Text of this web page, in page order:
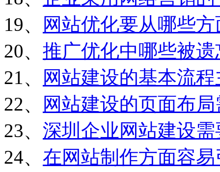
19、
网站优化要从哪些
20、 推广优化中哪些被
21、
网站建设的基本流
22、
网站建设的页面布
23、 深圳企业网站建设
24、 在网站制作方面容